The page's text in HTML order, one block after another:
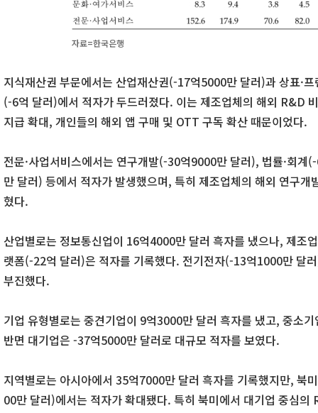
자료=한국은행
지식재산권 부문에서는 산업재산권(-17억5000만 달러)과 상표·
(-6억 달러)에서 적자가 두드러졌다. 이는 제조업체의 해외 R&D
지급 확대, 개인들의 해외 앱 구매 및 OTT 구독 확산 때문이었다.
전문·사업서비스에서는 연구개발(-30억9000만 달러), 법률·회
만 달러) 등에서 적자가 발생했으며, 특히 제조업체의 해외 연구개
혔다.
산업별로는 정보통신업이 16억4000만 달러 흑자를 냈으나, 제조
랫폼(-22억 달러)은 적자를 기록했다. 전기전자(-13억1000만 달
부진했다.
기업 유형별로는 중견기업이 9억3000만 달러 흑자를 냈고, 중소
반면 대기업은 -37억5000만 달러로 대규모 적자를 보였다.
지역별로는 아시아에서 35억7000만 달러 흑자를 기록했지만,
00만 달러)에서는 적자가 확대됐다. 특히 북미에서 대기업 중심의